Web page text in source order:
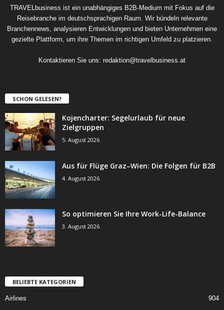
TRAVELbusiness ist ein unabhängiges B2B-Medium mit Fokus auf die
Reisebranche im deutschsprachigen Raum. Wir bündeln relevante
Branchennews, analysieren Entwicklungen und bieten Unternehmen eine
gezielte Plattform, um ihre Themen im richtigen Umfeld zu platzieren.
Kontaktieren Sie uns: redaktion@travelbusiness.at
SCHON GELESEN?
Kojencharter: Segelurlaub für neue
Zielgruppen
5. August 2026
Aus für Flüge Graz–Wien: Die Folgen für B2B
4. August 2026
So optimieren Sie Ihre Work-Life-Balance
3. August 2026
BELIEBTE KATEGORIEN
Airlines
904